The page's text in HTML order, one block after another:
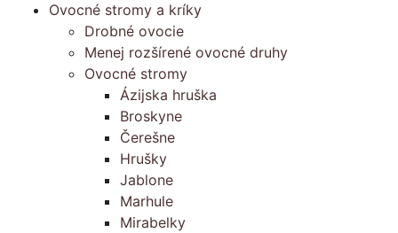
Ovocné stromy a kríky
Drobné ovocie
Menej rozšírené ovocné druhy
Ovocné stromy
Ázijska hruška
Broskyne
Čerešne
Hrušky
Jablone
Marhule
Mirabelky